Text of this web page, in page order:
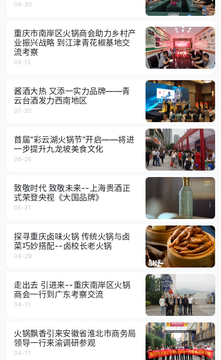
09-30
重庆市南岸区火锅商会助力乡村产
业振兴战略 到江津青花椒基地交
流考察
09-15
酱酒大热 又添一实力品牌——青
云台酒发力西南地区
07-20
首届“彩云湖火锅节”开启——将进
一步提升九龙坡美食文化
06-26
致敬时代 致敬未来--上海贵酒正
式荣登央视《大国品牌》
05-31
探寻重庆卤味火锅 传统火锅与卤
菜巧妙搭配--卤校长老火锅
04-29
走出去 引进来--重庆南岸区火锅
商会一行到广东考察交流
04-11
火锅飘香引来安徽省淮北市商务局
领导一行来渝调研参观
04-11